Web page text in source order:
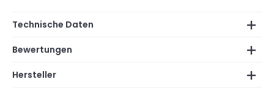
Technische Daten
Bewertungen
Hersteller